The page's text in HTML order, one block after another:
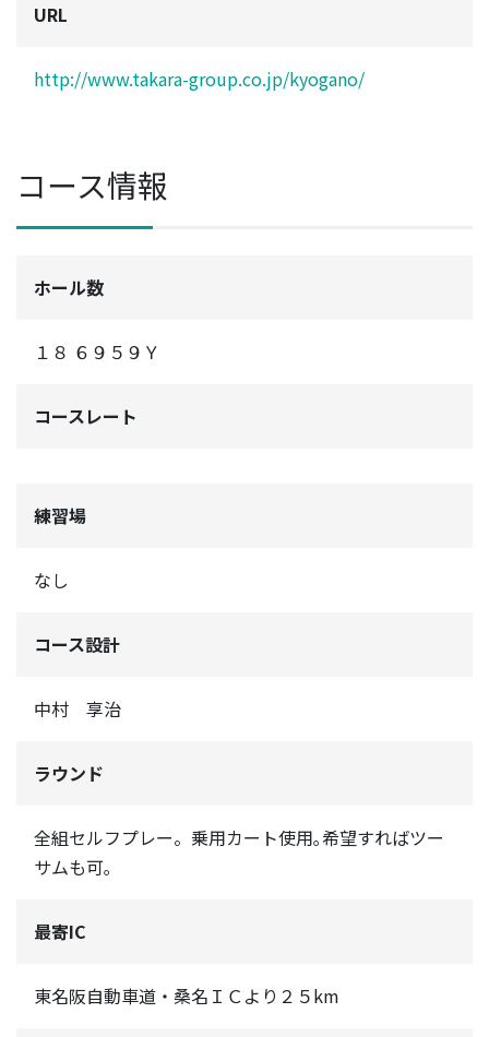
URL
http://www.takara-group.co.jp/kyogano/
コース情報
ホール数
１８ ６９５９Ｙ
コースレート
練習場
なし
コース設計
中村 享治
ラウンド
全組セルフプレー。乗用カート使用｡希望すればツー
サムも可｡
最寄IC
東名阪自動車道・桑名ＩＣより２５km